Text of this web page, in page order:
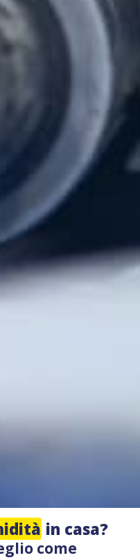
in casa?
come